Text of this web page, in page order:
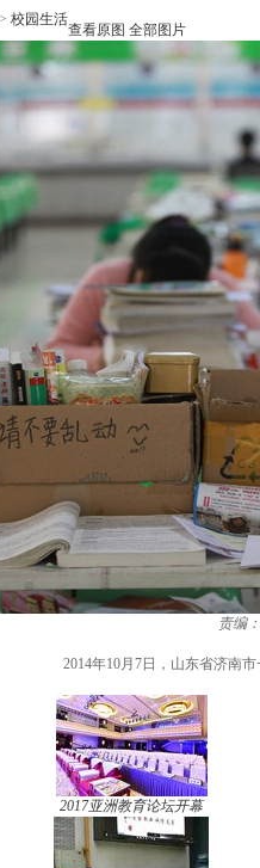
> 校园生活
查看原图 全部图片
责编
2014年10月7日，山东省济南
2017亚洲教育论坛开幕